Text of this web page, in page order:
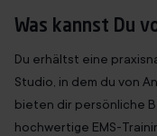
Was kannst Du
Du erhältst eine
Studio, in dem du von
bieten dir persönliche
hochwertige EMS-